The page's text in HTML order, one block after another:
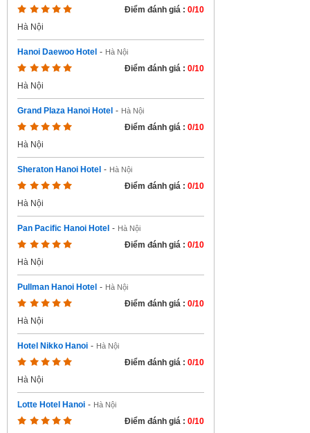
Điểm đánh giá : 0/10
Hà Nội
Hanoi Daewoo Hotel - Hà Nội
Điểm đánh giá : 0/10
Hà Nội
Grand Plaza Hanoi Hotel - Hà Nội
Điểm đánh giá : 0/10
Hà Nội
Sheraton Hanoi Hotel - Hà Nội
Điểm đánh giá : 0/10
Hà Nội
Pan Pacific Hanoi Hotel - Hà Nội
Điểm đánh giá : 0/10
Hà Nội
Pullman Hanoi Hotel - Hà Nội
Điểm đánh giá : 0/10
Hà Nội
Hotel Nikko Hanoi - Hà Nội
Điểm đánh giá : 0/10
Hà Nội
Lotte Hotel Hanoi - Hà Nội
Điểm đánh giá : 0/10